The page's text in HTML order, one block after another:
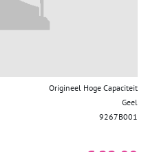
Origineel Hoge Capaciteit
Geel
9267B001